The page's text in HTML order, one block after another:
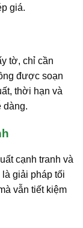
giá.
tờ, chỉ cần
được soạn
thời hạn và
dàng.
cạnh tranh và
giải pháp tối
vẫn tiết kiệm